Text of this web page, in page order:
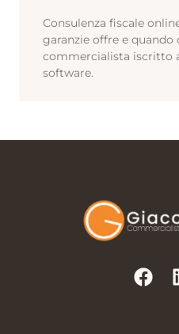
Consulenza fiscale
garanzie offre e quando
commercialista iscritto
software.